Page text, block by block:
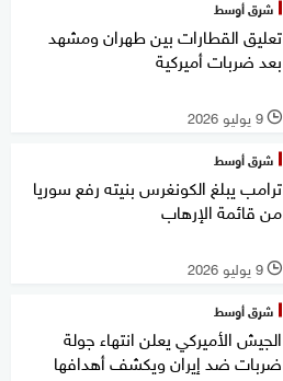
شرق أوسط
تعليق القطارات بين طهران ومشهد
بعد ضربات أميركية
l 9 يوليو 2026
شرق أوسط
ترامب يبلغ الكونغرس بنيته رفع سوريا
من قائمة الإرهاب
l 9 يوليو 2026
شرق أوسط
الجيش الأميركي يعلن انتهاء جولة
ضربات ضد إيران ويكشف أهدافها